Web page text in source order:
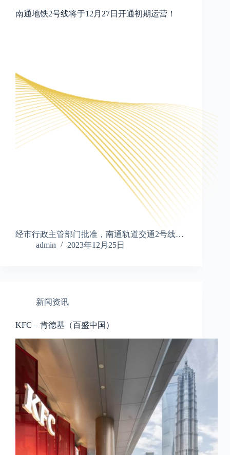
南通地铁2号线将于12月27日开通初期运营！
经市行政主管部门批准，南通轨道交通2号线…
admin
2023年12月25日
新闻资讯
KFC – 肯德基（百盛中国）